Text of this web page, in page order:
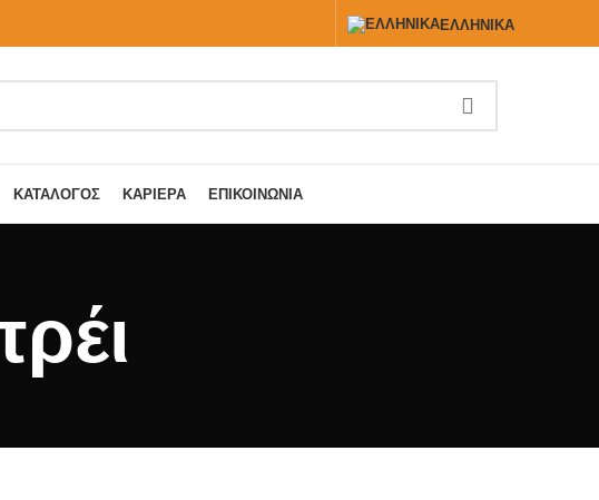
ΕΛΛΗΝΙΚΆ
ΚΑΤΆΛΟΓΟΣ ΚΑΡΙΈΡΑ ΕΠΙΚΟΙΝΩΝΊΑ